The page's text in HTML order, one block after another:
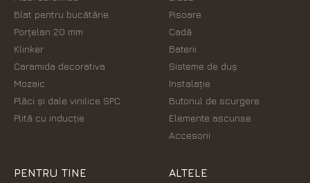
Blat pentru bucătărie
Porțelan 20 mm
Klinker
Caramida decorativa
Mozaic
Plăci şi dale vinilice SPC
Plită cu inducție
Pisoare
Cadă
Baterii
Sisteme de duș
Instalație
Butonul de scurgere
Elemente ascunse
Accesorii
PENTRU TINE ALTELE